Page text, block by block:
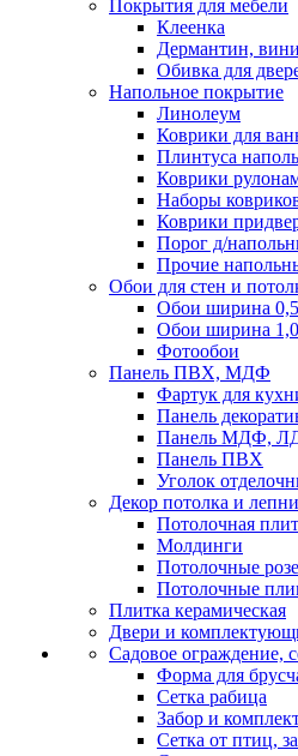
Покрытия для мебели
Клеенка
Дермантин,
Обивка для
Напольное покрытие
Линолеум
Коврики для
Плинтуса
Коврики
Наборы
Коврики
Порог д/
Прочие
Обои для стен и
Обои ширина
Обои ширина
Фотообои
Панель ПВХ, МДФ
Фартук для
Панель
Панель МДФ,
Панель ПВХ
Уголок
Декор потолка и
Потолочная
Молдинги
Потолочные
Потолочные
Плитка керамическая
Двери и
Садовое ограждение,
Форма для
Сетка рабица
Забор и
Сетка от птиц,